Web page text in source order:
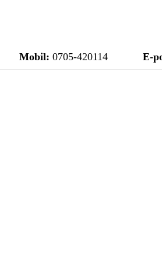
Mobil: 0705-420114 E-